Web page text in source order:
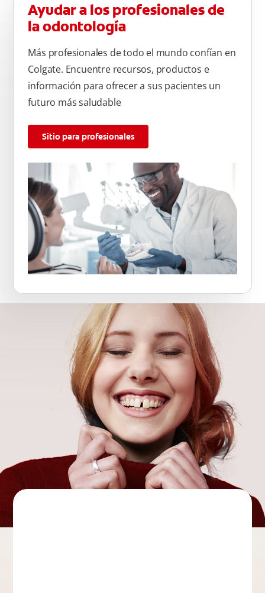
Ayudar a los profesionales de
la odontología
Más profesionales de todo el mundo confían en
Colgate. Encuentre recursos, productos e
información para ofrecer a sus pacientes un
futuro más saludable
Sitio para profesionales